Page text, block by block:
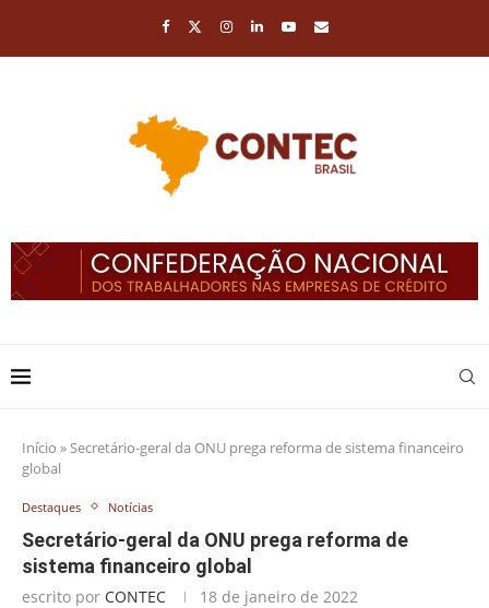
Início »Secretário-geral da ONU prega reforma de sistema financeiro
global
Destaques Notícias
Secretário-geral da ONU prega reforma de
sistema financeiro global
escrito por CONTEC 18 de janeiro de 2022